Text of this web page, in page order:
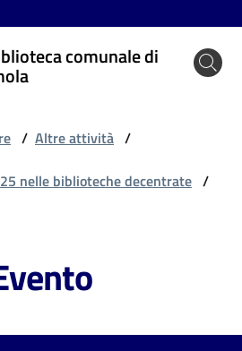
comunale di
/ Altre attività /
nelle biblioteche decentrate /